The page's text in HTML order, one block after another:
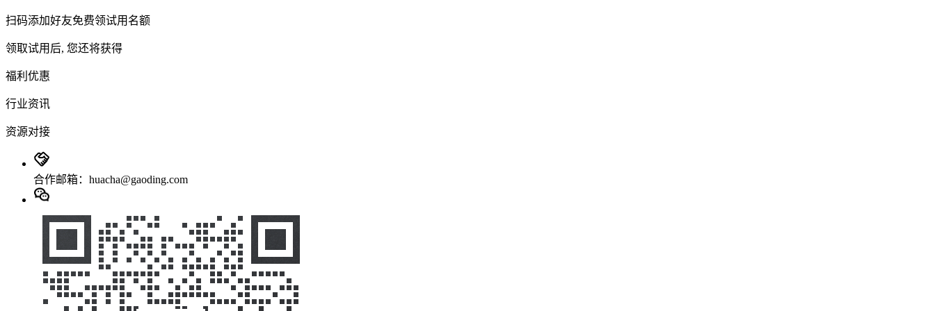
扫码添加好友免费领试用名额
领取试用后, 您还将获得
福利优惠
行业资讯
资源对接
合作邮箱：huacha@gaoding.com